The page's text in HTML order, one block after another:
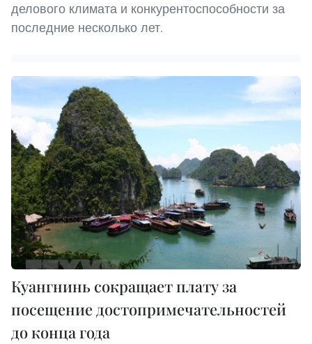
делового климата и конкурентоспособности за
последние несколько лет.
Куангнинь сокращает плату за
посещение достопримечательностей
до конца года